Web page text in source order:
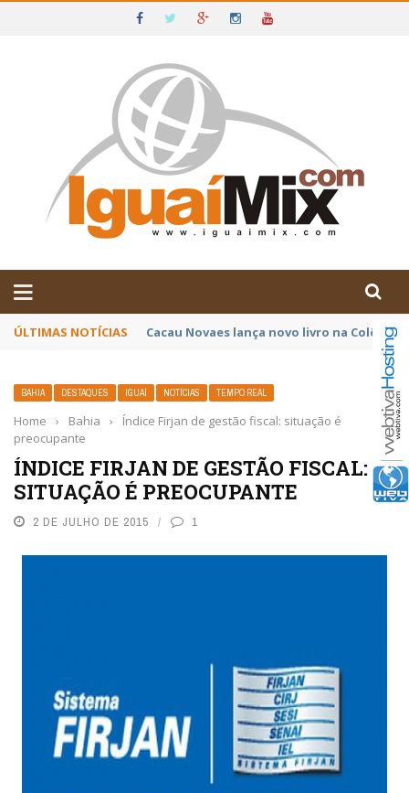
IGUAÍ E SUDOESTE DA BAHIA
ÚLTIMAS NOTÍCIAS Poetas baianos representam o Brasil no
BAHIA DESTAQUES IGUAÍ NOTÍCIAS TEMPO REAL
Home › Bahia ›
Índice Firjan de gestão fiscal: situação é
preocupante
ÍNDICE FIRJAN DE GESTÃO FISCAL:
SITUAÇÃO É PREOCUPANTE
2 DE JULHO DE 2015 1